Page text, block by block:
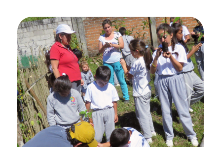
Previous Next